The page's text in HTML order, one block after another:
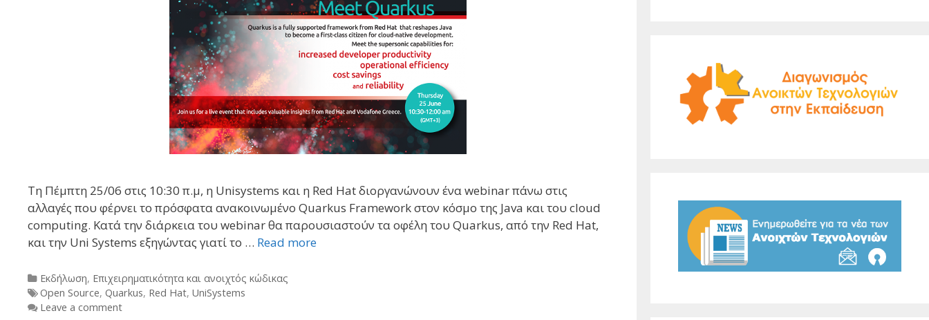
Τη Πέμπτη 25/06 στις 10:30 π.μ, η Unisystems και η Red Hat διοργανώνουν ένα webinar πάνω στις
αλλαγές που φέρνει το πρόσφατα ανακοινωμένο Quarkus Framework στον κόσμο της Java και του cloud
computing. Κατά την διάρκεια τoυ webinar θα παρουσιαστούν τα οφέλη του Quarkus, από την Red Hat,
και την Uni Systems εξηγώντας γιατί το … Read more
Categories
Εκδήλωση, Επιχειρηματικότητα και ανοιχτός κώδικας
Tags
Open Source, Quarkus, Red Hat, UniSystems
Leave a comment